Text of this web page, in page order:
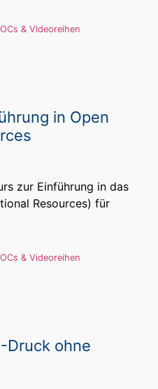
& Videoreihen
in Open
zur Einführung in das
Resources) für
& Videoreihen
Druck ohne